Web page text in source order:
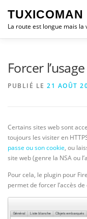
contenu
TUXICOMAN
La route est longue mais la
Forcer
PUBLIÉ LE 21 AOÛT
Certains sites web sont
toujours les visiter en
passe ou son cookie, ou
site web (genre la NSA ou
Pour cela, le plugin pour
permet de forcer l’accès